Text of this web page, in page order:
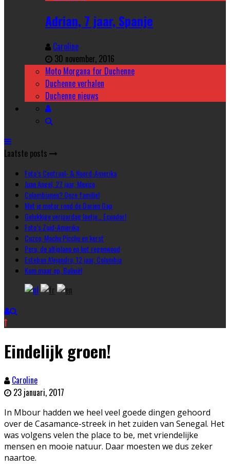
Adrian, 7 jaar, Spanje
Caroline
30 november, 2016
Moto Morgana for Duchenne
Duchenne verhalen
Duchenne nieuws
Laatste posts
Foto’s Centraal- & Noord-Amerika
Juan Angel, 27 jaar, Mexico
Colombianen? Onze familie!
Met je motor rond de Darien Gap
Gelukkige verjaardag loetje… Ecuador!
Foto’s Zuid-Amerika
Cuzco, Machu Picchu en kerst
Peru, de altiplano en het regenwoud
Esteban Alejandro, 12 jaar, Colombia
Kom maar op, Bolivië!
Eindelijk groen!
Caroline
23 januari, 2017
In Mbour hadden we heel veel goede dingen gehoord
over de Casamance-streek in het zuiden van Senegal. Het
was volgens velen the place to be, met vriendelijke
mensen en mooie natuur. Daar moesten we dus zeker
naartoe.